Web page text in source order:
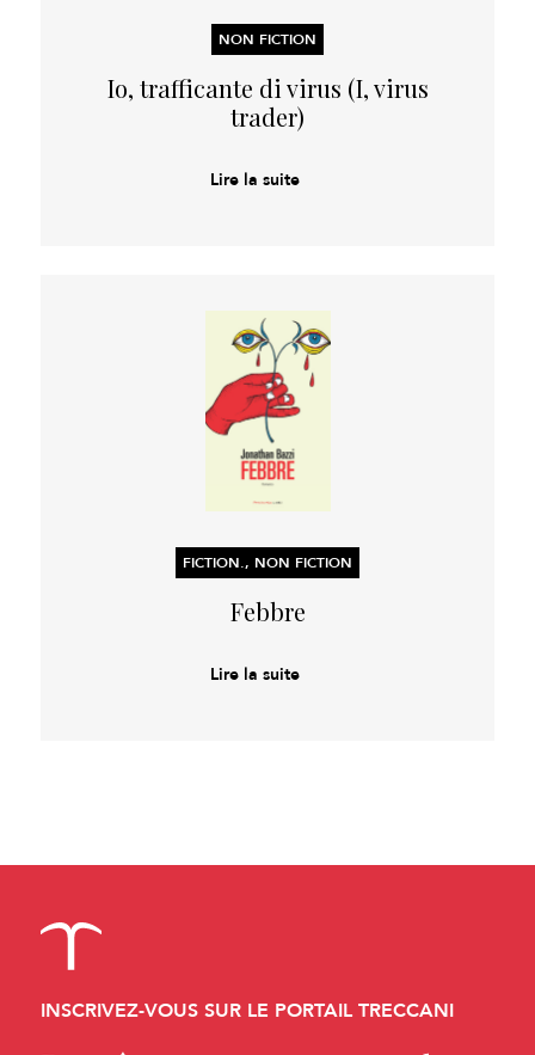
NON FICTION
Io, trafficante di virus (I, virus
trader)
Lire la suite
FICTION., NON FICTION
Febbre
Lire la suite
INSCRIVEZ-VOUS SUR LE PORTAIL TRECCANI